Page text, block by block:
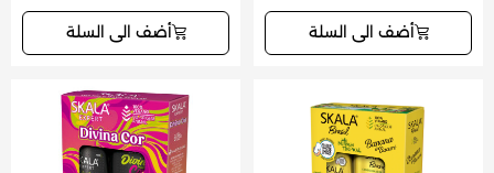
أضف الى السلة أضف الى السلة